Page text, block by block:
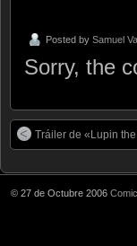
Posted by Samuel
Sorry, the
Tráiler de «Lupin
© 27 de Octubre 2006